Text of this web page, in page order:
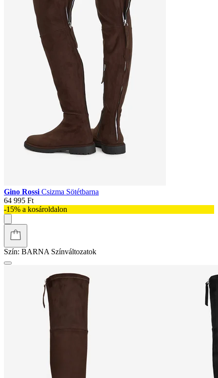
Gino Rossi Csizma Sötétbarna
64 995 Ft
-15% a kosároldalon
Szín: BARNA Színváltozatok